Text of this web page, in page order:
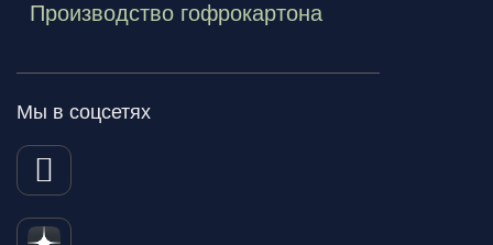
Производство гофрокартона
Мы в соцсетях